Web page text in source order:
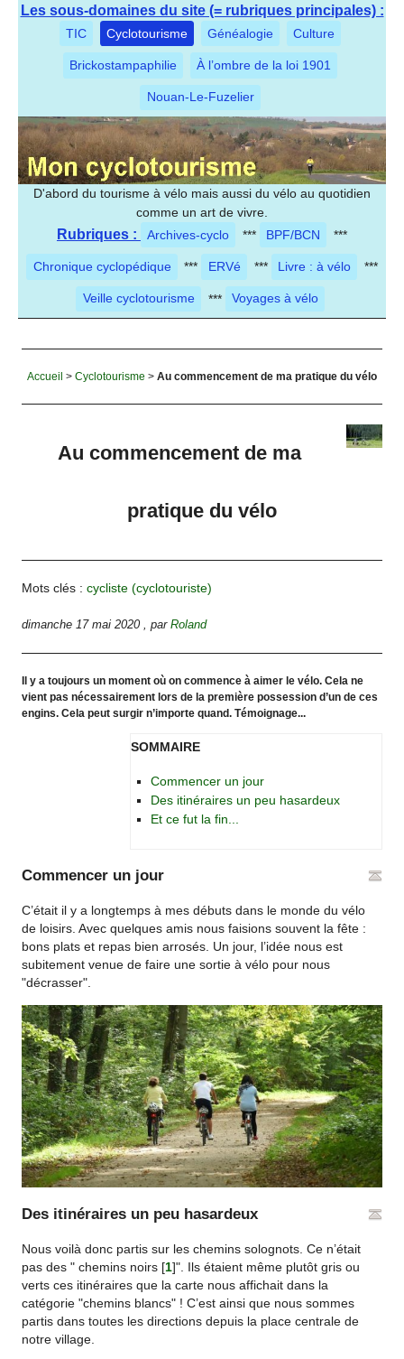
Les sous-domaines du site (= rubriques principales) :
TIC Cyclotourisme Généalogie Culture
Brickostampaphilie À l’ombre de la loi 1901
Nouan-Le-Fuzelier
D'abord du tourisme à vélo mais aussi du vélo au quotidien
comme un art de vivre.
Rubriques : Archives-cyclo *** BPF/BCN ***
Chronique cyclopédique *** ERVé *** Livre : à vélo ***
Veille cyclotourisme *** Voyages à vélo
Accueil > Cyclotourisme > Au commencement de ma pratique du vélo
Au commencement de ma
pratique du vélo
Mots clés :cycliste (cyclotouriste)
dimanche 17 mai 2020 ,parRoland
Il y a toujours un moment où on commence à aimer le vélo. Cela ne
vient pas nécessairement lors de la première possession d’un de ces
engins. Cela peut surgir n’importe quand. Témoignage...
SOMMAIRE
Commencer un jour
Des itinéraires un peu hasardeux
Et ce fut la fin...
Commencer un jour
C’était il y a longtemps à mes débuts dans le monde du vélo
de loisirs. Avec quelques amis nous faisions souvent la fête :
bons plats et repas bien arrosés. Un jour, l’idée nous est
subitement venue de faire une sortie à vélo pour nous
"décrasser".
Des itinéraires un peu hasardeux
Nous voilà donc partis sur les chemins solognots. Ce n’était
pas des " chemins noirs [1]". Ils étaient même plutôt gris ou
verts ces itinéraires que la carte nous affichait dans la
catégorie "chemins blancs" ! C’est ainsi que nous sommes
partis dans toutes les directions depuis la place centrale de
notre village.